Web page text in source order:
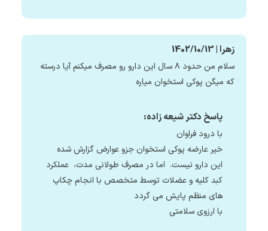
زهرا | 1402/10/13
سلام من حدود ۸ سال این دارو رو مصرف میکنم آیا درسته
که میگن پوکی استخوان میاره
پاسخ دکتر شیعه زاده:
با درود فراوان
خیر عارضه پوکی استخوان جزو عوارض گزارش شده
این دارو نیست. اما در مصرف طولانی مدت، عملکرد
کبد کلیه و عضلات توسط متخصص با انجام چکاپ
های منظم پایش می گردد
با ارزوی سلامتی